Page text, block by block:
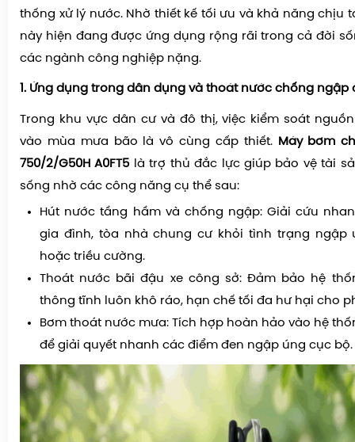
thống xử lý nước. Nhờ thiết kế tối ưu và khả năng chịu
này hiện đang được ứng dụng rộng rãi trong cả đời
các ngành công nghiệp nặng.
1. Ứng dụng trong dân dụng và thoát nước chống ngập
Trong khu vực dân cư và đô thị, việc kiểm soát
vào mùa mưa bão là vô cùng cấp thiết. Máy bơm
750/2/G50H A0FT5 là trợ thủ đắc lực giúp bảo vệ tài
sống nhờ các công năng cụ thể sau:
Hút nước tầng hầm và chống ngập: Giải cứu
gia đình, tòa nhà chung cư khỏi tình trạng ngập
hoặc triều cường.
Thoát nước bãi đậu xe công sở: Đảm bảo hệ
thông tĩnh luôn khô ráo, hạn chế tối đa hư hại cho
Bơm thoát nước mưa: Tích hợp hoàn hảo vào hệ
để giải quyết nhanh các điểm đen ngập úng cục bộ.